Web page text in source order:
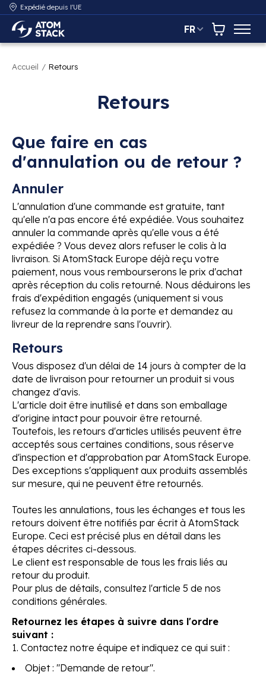
Expédié depuis l'UE
AtomStack Europe FR Panier
Accueil / Retours
Retours
Que faire en cas
d'annulation ou de retour ?
Annuler
L'annulation d'une commande est gratuite, tant
qu'elle n'a pas encore été expédiée. Vous souhaitez
annuler la commande après qu'elle vous a été
expédiée ? Vous devez alors refuser le colis à la
livraison. Si AtomStack Europe déjà reçu votre
paiement, nous vous rembourserons le prix d'achat
après réception du colis retourné. Nous déduirons les
frais d'expédition engagés (uniquement si vous
refusez la commande à la porte et demandez au
livreur de la reprendre sans l'ouvrir).
Retours
Vous disposez d'un délai de 14 jours à compter de la
date de livraison pour retourner un produit si vous
changez d'avis.
L'article doit être inutilisé et dans son emballage
d'origine intact pour pouvoir être retourné.
Toutefois, les retours d'articles utilisés peuvent être
acceptés sous certaines conditions, sous réserve
d'inspection et d'approbation par AtomStack Europe.
Des exceptions s'appliquent aux produits assemblés
sur mesure, qui ne peuvent être retournés.
Toutes les annulations, tous les échanges et tous les
retours doivent être notifiés par écrit à AtomStack
Europe. Ceci est précisé plus en détail dans les
étapes décrites ci-dessous.
Le client est responsable de tous les frais liés au
retour du produit.
Pour plus de détails, consultez l'article 5 de nos
conditions générales.
Retournez les étapes à suivre dans l'ordre
suivant :
1. Contactez notre équipe et indiquez ce qui suit :
Objet : "Demande de retour".